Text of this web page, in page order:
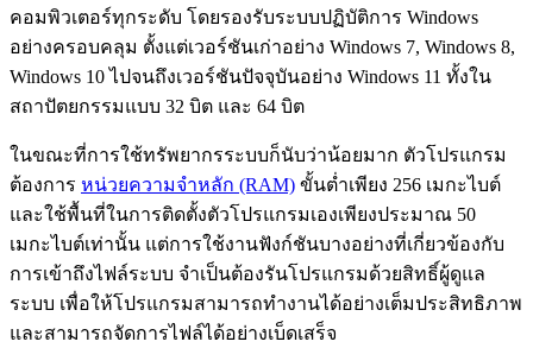
คอมพิวเตอร์ทุกระดับ โดยรองรับระบบปฏิบัติการ Windows
อย่างครอบคลุม ตั้งแต่เวอร์ชันเก่าอย่าง Windows 7, Windows 8,
Windows 10 ไปจนถึงเวอร์ชันปัจจุบันอย่าง Windows 11 ทั้งใน
สถาปัตยกรรมแบบ 32 บิต และ 64 บิต
ในขณะที่การใช้ทรัพยากรระบบก็นับว่าน้อยมาก ตัวโปรแกรม
ต้องการ หน่วยความจำหลัก (RAM) ขั้นต่ำเพียง 256 เมกะไบต์
และใช้พื้นที่ในการติดตั้งตัวโปรแกรมเองเพียงประมาณ 50
เมกะไบต์เท่านั้น แต่การใช้งานฟังก์ชันบางอย่างที่เกี่ยวข้องกับ
การเข้าถึงไฟล์ระบบ จำเป็นต้องรันโปรแกรมด้วยสิทธิ์ผู้ดูแล
ระบบ เพื่อให้โปรแกรมสามารถทำงานได้อย่างเต็มประสิทธิภาพ
และสามารถจัดการไฟล์ได้อย่างเบ็ดเสร็จ